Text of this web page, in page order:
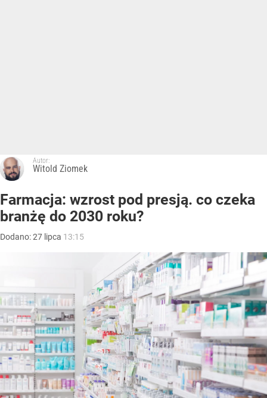
Autor:
Witold Ziomek
Farmacja: wzrost pod presją. co czeka
branżę do 2030 roku?
Dodano:27 lipca 13:15